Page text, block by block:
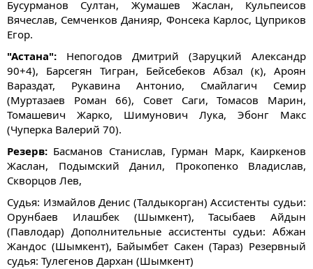
Бусурманов Султан, Жумашев Жаслан, Кульпеисов
Вячеслав, Семченков Данияр, Фонсека Карлос, Цуприков
Егор.
"Астана": Непогодов Дмитрий (Заруцкий Александр
90+4), Барсегян Тигран, Бейсебеков Абзал (к), Ароян
Вараздат, Рукавина Антонио, Смайлагич Семир
(Муртазаев Роман 66), Совет Саги, Томасов Марин,
Томашевич Жарко, Шимунович Лука, Эбонг Макс
(Чуперка Валерий 70).
Резерв: Басманов Станислав, Гурман Марк, Каиркенов
Жаслан, Подымский Данил, Прокопенко Владислав,
Скворцов Лев,
Судья: Измайлов Денис (Талдыкорган) Ассистенты судьи:
Орунбаев Илашбек (Шымкент), Тасыбаев Айдын
(Павлодар) Дополнительные ассистенты судьи: Абжан
Жандос (Шымкент), Байымбет Сакен (Тараз) Резервный
судья: Тулегенов Дархан (Шымкент)